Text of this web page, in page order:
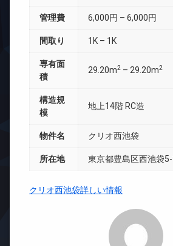
管理費 6,000円 – 6,000円
間取り 1K – 1K
専有面
積
29.20m2 – 29.20m2
構造規
模
地上14階 RC造
物件名 クリオ西池袋
所在地 東京都豊島区西池袋
クリオ西池袋詳しい情報